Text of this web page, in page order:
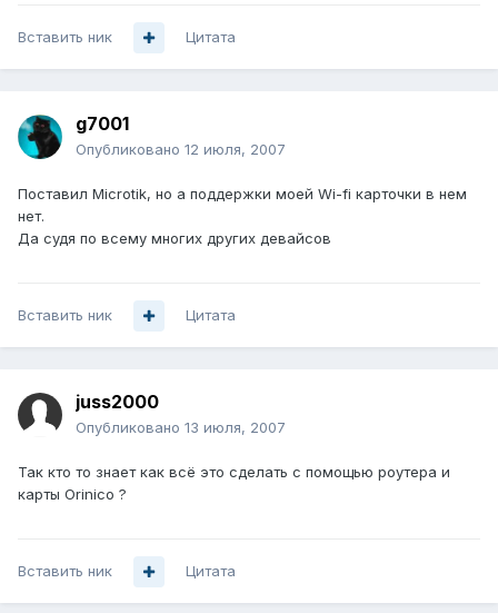
Вставить ник Цитата
g7001
Опубликовано 12 июля, 2007
Поставил Microtik, но а поддержки моей Wi-fi карточки в нем
нет.
Да судя по всему многих других девайсов
Вставить ник Цитата
juss2000
Опубликовано 13 июля, 2007
Так кто то знает как всё это сделать с помощью роутера и
карты Orinico ?
Вставить ник Цитата